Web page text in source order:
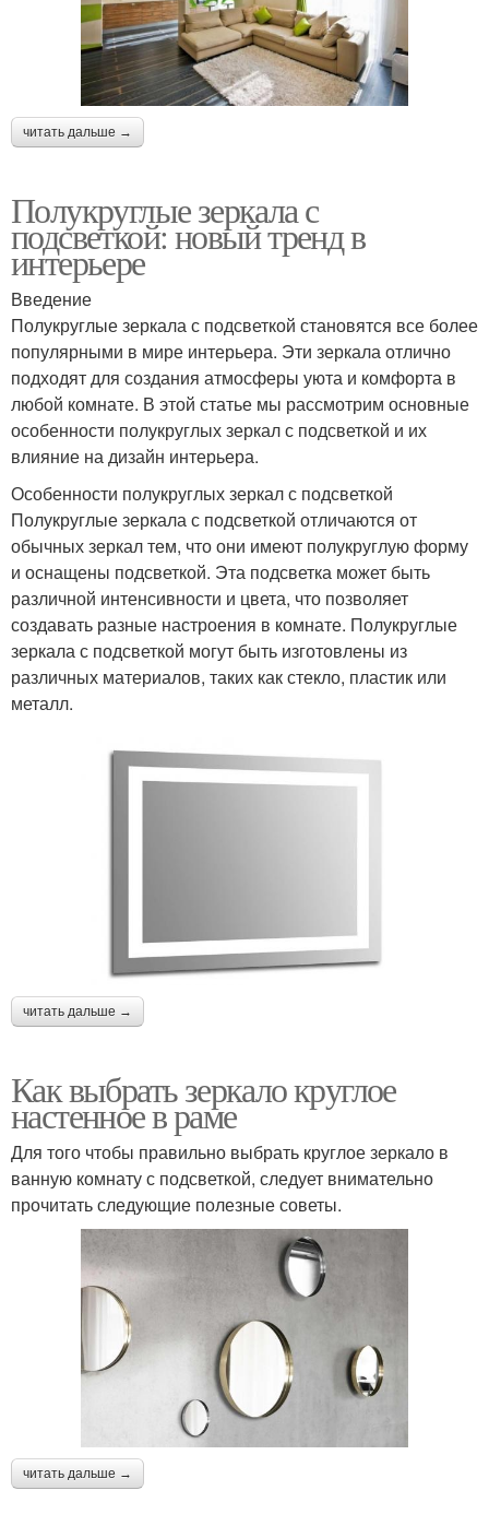
читать дальше →
Полукруглые зеркала с
подсветкой: новый тренд в
интерьере
Введение
Полукруглые зеркала с подсветкой становятся все более
популярными в мире интерьера. Эти зеркала отлично
подходят для создания атмосферы уюта и комфорта в
любой комнате. В этой статье мы рассмотрим основные
особенности полукруглых зеркал с подсветкой и их
влияние на дизайн интерьера.
Особенности полукруглых зеркал с подсветкой
Полукруглые зеркала с подсветкой отличаются от
обычных зеркал тем, что они имеют полукруглую форму
и оснащены подсветкой. Эта подсветка может быть
различной интенсивности и цвета, что позволяет
создавать разные настроения в комнате. Полукруглые
зеркала с подсветкой могут быть изготовлены из
различных материалов, таких как стекло, пластик или
металл.
читать дальше →
Как выбрать зеркало круглое
настенное в раме
Для того чтобы правильно выбрать круглое зеркало в
ванную комнату с подсветкой, следует внимательно
прочитать следующие полезные советы.
читать дальше →